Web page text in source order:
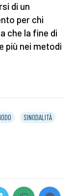
di un
per chi
che la fine di
più nei metodi
SINODALITÀ